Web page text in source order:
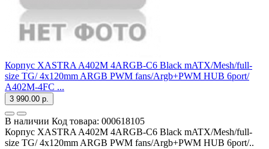
Корпус XASTRA A402M 4ARGB-C6 Black mATX/Mesh/full-
size TG/ 4x120mm ARGB PWM fans/Argb+PWM HUB 6port/
A402M-4FC ...
3 990.00 р.
В наличии Код товара: 000618105
Корпус XASTRA A402M 4ARGB-C6 Black mATX/Mesh/full-
size TG/ 4x120mm ARGB PWM fans/Argb+PWM HUB 6port/..